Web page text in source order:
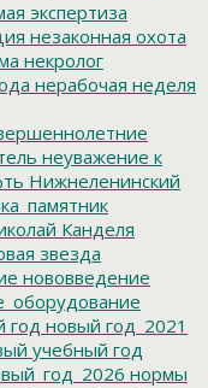
экспертиза
незаконная охота
некролог
нерабочая неделя
неуважение к
Нижнеленинский
Канделя
звезда
нововведение
год новый год_2021
учебный год
нормы